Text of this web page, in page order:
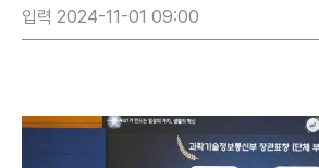
입력 2024-11-01 09:00